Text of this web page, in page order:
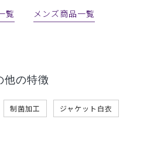
覧 メンズ商品一覧
他の特徴
制菌加工 ジャケット白衣